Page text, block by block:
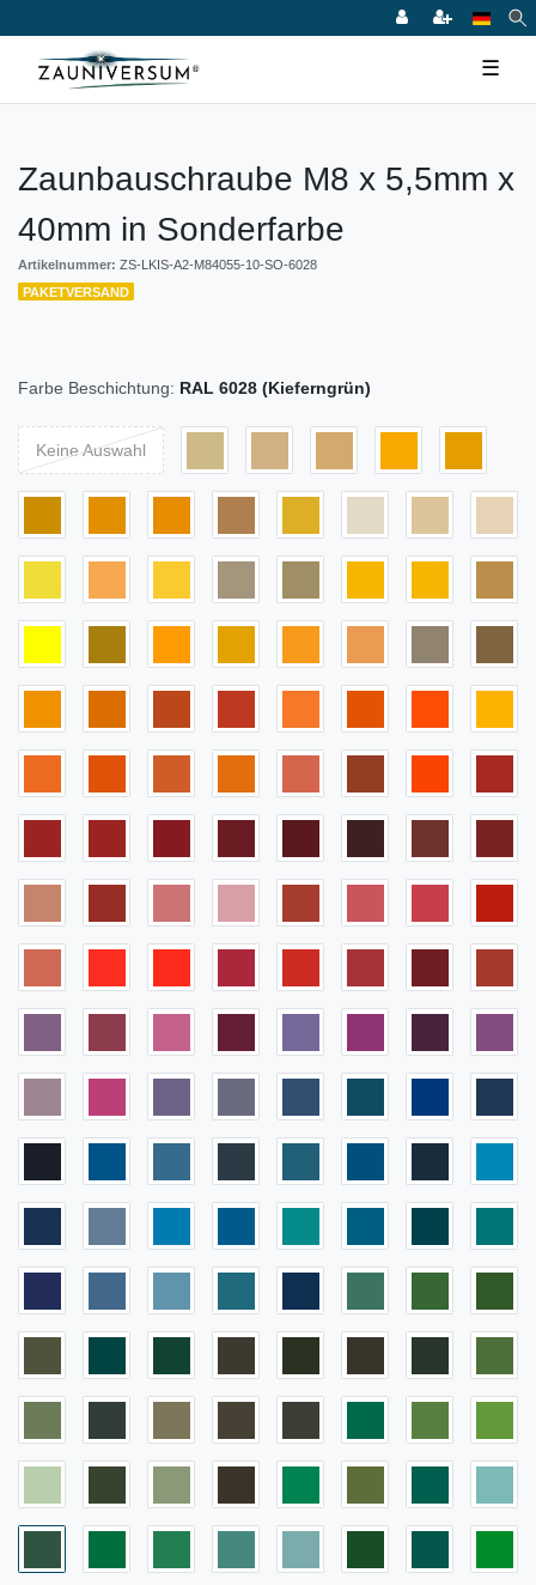
☰
Zaunbauschraube M8 x 5,5mm x
40mm in Sonderfarbe
Artikelnummer: ZS-LKIS-A2-M84055-10-SO-6028
PAKETVERSAND
Farbe Beschichtung: RAL 6028 (Kieferngrün)
Keine Auswahl